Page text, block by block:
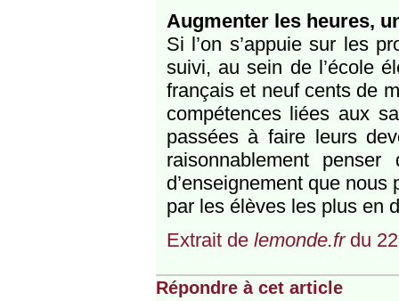
Augmenter les heures,
Si l’on s’appuie sur les
suivi, au sein de l’école
français et neuf cents de
compétences liées aux
passées à faire leurs
raisonnablement
d’enseignement que
par les élèves les plus en
Extrait de lemonde.frdu
Répondre à cet article